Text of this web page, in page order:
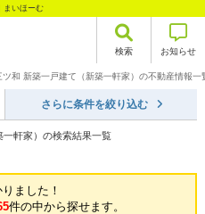
まいほーむ
検索 お知らせ
和 新築一戸建て（新築一軒家）の不動産情報一
さらに条件を絞り込む
軒家）の検索結果一覧
ました！
件の中から探せます。